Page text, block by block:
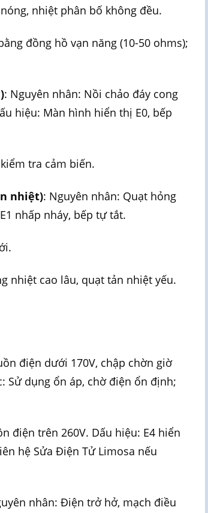
nhiệt phân bố không đều.
đồng hồ vạn năng (10-50 ohms);
: Nguyên nhân: Nồi chảo đáy cong
hiệu: Màn hình hiển thị E0, bếp
tra cảm biến.
nhiệt): Nguyên nhân: Quạt hỏng
nhấp nháy, bếp tự tắt.
nhiệt cao lâu, quạt tản nhiệt yếu.
điện dưới 170V, chập chờn giờ
Sử dụng ổn áp, chờ điện ổn định;
điện trên 260V. Dấu hiệu: E4 hiển
hệ Sửa Điện Tử Limosa nếu
nhân: Điện trở hở, mạch điều